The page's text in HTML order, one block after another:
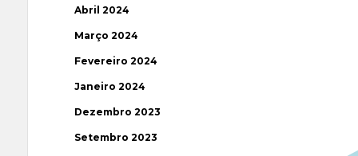
Abril 2024
Março 2024
Fevereiro 2024
Janeiro 2024
Dezembro 2023
Setembro 2023